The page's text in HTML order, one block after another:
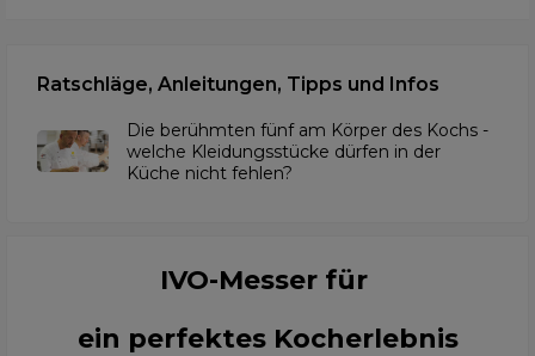
Ratschläge, Anleitungen, Tipps und Infos
Die berühmten fünf am Körper des Kochs -
welche Kleidungsstücke dürfen in der
Küche nicht fehlen?
IVO-Messer für
ein perfektes Kocherlebnis